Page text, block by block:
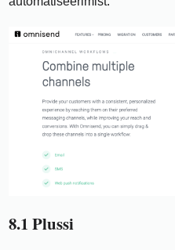
8.1 Plussi